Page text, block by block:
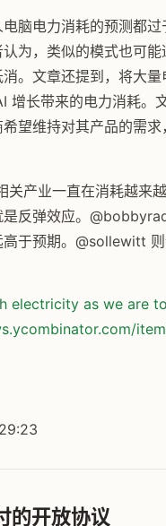
脑电力消耗的预测都
为，类似的模式也可
。文章还提到，将大
增长带来的电力消耗。
望维持对其产品的需
产业一直在消耗越来
反弹效应。
于预期。@sollewitt
electricity as we are
的开放协议